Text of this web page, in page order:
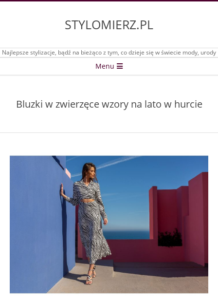
STYLOMIERZ.PL
Najlepsze stylizacje, bądź na bieżąco z tym, co dzieje się w świecie mody, urody
Menu
Bluzki w zwierzęce wzory na lato w hurcie